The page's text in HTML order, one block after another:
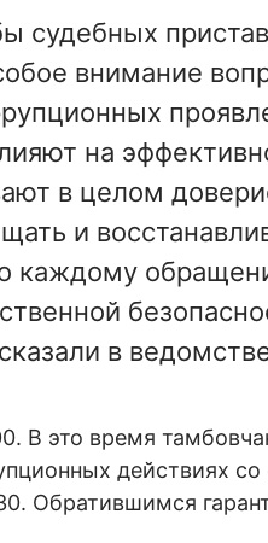
судебных
внимание
на
в целом
и
каждому
в
В это время
действиях со
Обратившимся